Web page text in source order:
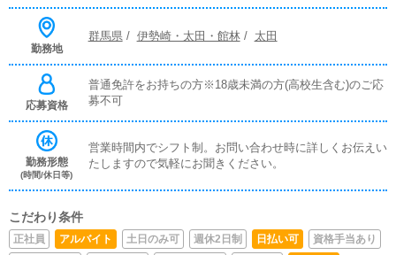
勤務地
群馬県/ 伊勢崎・太田・館林/ 太田
応募資格
普通免許をお持ちの方※18歳未満の方(高校生含む)のご応
募不可
勤務形態
(時間/休日等)
営業時間内でシフト制。お問い合わせ時に詳しくお伝えい
たしますので気軽にお聞きください。
こだわり条件
正社員 アルバイト 土日のみ可 週休2日制 日払い可
資格手当あり